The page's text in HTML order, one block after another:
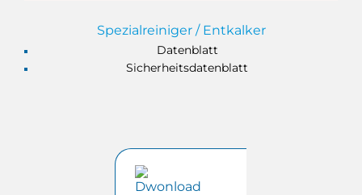
Spezialreiniger / Entkalker
Datenblatt
Sicherheitsdatenblatt